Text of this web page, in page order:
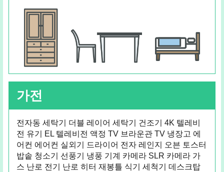
가전
전자동 세탁기 더블 레이어 세탁기 건조기 4K 텔레비
전 유기 EL 텔레비전 액정 TV 브라운관 TV 냉장고 에
어컨 에어컨 실외기 드라이어 전자 레인지 오븐 토스터
밥솥 청소기 선풍기 냉풍 기계 카메라 SLR 카메라 가
스 난로 전기 난로 히터 재봉틀 식기 세척기 데스크탑